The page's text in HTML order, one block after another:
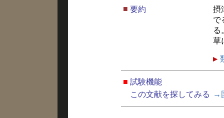
■ 要約
摂
で
る
草
■ 試験機能
この文献を探してみる
→